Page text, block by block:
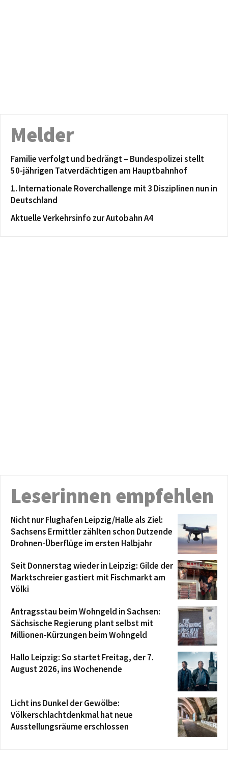
Melder
Familie verfolgt und bedrängt – Bundespolizei stellt
50-jährigen Tatverdächtigen am Hauptbahnhof
1. Internationale Roverchallenge mit 3 Disziplinen nun in
Deutschland
Aktuelle Verkehrsinfo zur Autobahn A4
Leserinnen empfehlen
Nicht nur Flughafen Leipzig/Halle als Ziel:
Sachsens Ermittler zählten schon Dutzende
Drohnen-Überflüge im ersten Halbjahr
Seit Donnerstag wieder in Leipzig: Gilde der
Marktschreier gastiert mit Fischmarkt am
Völki
Antragsstau beim Wohngeld in Sachsen:
Sächsische Regierung plant selbst mit
Millionen-Kürzungen beim Wohngeld
Hallo Leipzig: So startet Freitag, der 7.
August 2026, ins Wochenende
Licht ins Dunkel der Gewölbe:
Völkerschlachtdenkmal hat neue
Ausstellungsräume erschlossen